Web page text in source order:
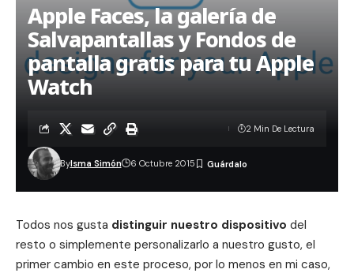
Apple Faces, la galería de
Salvapantallas y Fondos de
pantalla gratis para tu Apple
Watch
ByIsma Simón 6 Octubre 2015
2 Min De Lectura
Todos nos gusta distinguir nuestro dispositivo del
resto o simplemente personalizarlo a nuestro gusto, el
primer cambio en este proceso, por lo menos en mi caso,